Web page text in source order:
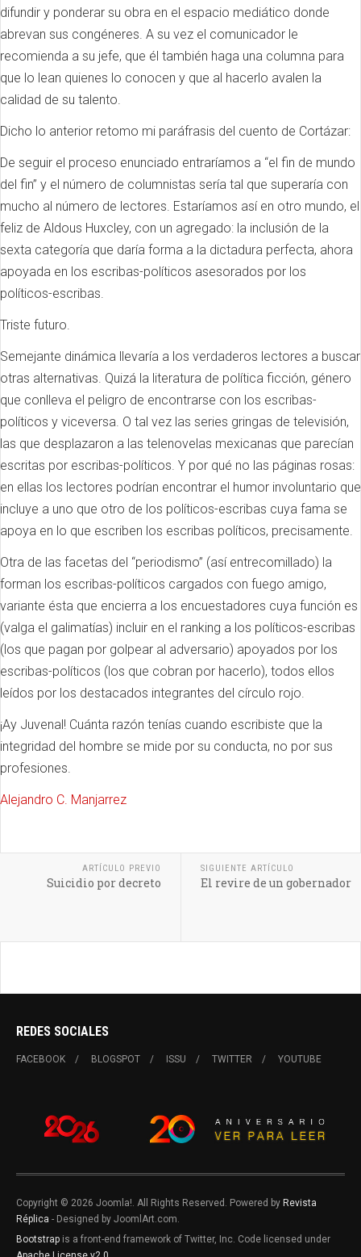
difundir y ponderar su obra en el espacio mediático donde
abrevan sus congéneres. A su vez el comunicador le
recomienda a su jefe, que él también haga una columna para
que lo lean quienes lo conocen y que al hacerlo avalen la
calidad de su talento.
Dicho lo anterior retomo mi paráfrasis del cuento de Cortázar:
De seguir el proceso enunciado entraríamos a “el fin de mundo
del fin” y el número de columnistas sería tal que superaría con
mucho al número de lectores. Estaríamos así en otro mundo, el
feliz de Aldous Huxcley, con un agregado: la inclusión de la
sexta categoría que daría forma a la dictadura perfecta, ahora
apoyada en los escribas-políticos asesorados por los
políticos-escribas.
Triste futuro.
Semejante dinámica llevaría a los verdaderos lectores a buscar
otras alternativas. Quizá la literatura de política ficción, género
que conlleva el peligro de encontrarse con los escribas-
políticos y viceversa. O tal vez las series gringas de televisión,
las que desplazaron a las telenovelas mexicanas que parecían
escritas por escribas-políticos. Y por qué no las páginas rosas:
en ellas los lectores podrían encontrar el humor involuntario que
incluye a uno que otro de los políticos-escribas cuya fama se
apoya en lo que escriben los escribas políticos, precisamente.
Otra de las facetas del “periodismo” (así entrecomillado) la
forman los escribas-políticos cargados con fuego amigo,
variante ésta que encierra a los encuestadores cuya función es
(valga el galimatías) incluir en el ranking a los políticos-escribas
(los que pagan por golpear al adversario) apoyados por los
escribas-políticos (los que cobran por hacerlo), todos ellos
leídos por los destacados integrantes del círculo rojo.
¡Ay Juvenal! Cuánta razón tenías cuando escribiste que la
integridad del hombre se mide por su conducta, no por sus
profesiones.
Alejandro C. Manjarrez
ARTÍCULO PREVIO
Suicidio por decreto
SIGUIENTE ARTÍCULO
El revire de un gobernador
REDES SOCIALES
FACEBOOK BLOGSPOT ISSU TWITTER YOUTUBE
Copyright © 2026 Joomla!. All Rights Reserved. Powered by Revista
Réplica - Designed by JoomlArt.com.
Bootstrap is a front-end framework of Twitter, Inc. Code licensed under